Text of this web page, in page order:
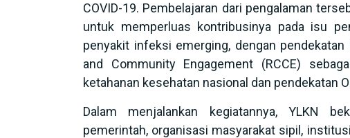
COVID-19. Pembelajaran dari pengalaman
untuk memperluas kontribusinya pada isu
penyakit infeksi emerging, dengan
and Community Engagement (RCCE)
ketahanan kesehatan nasional dan pendekatan
Dalam menjalankan kegiatannya, YLKN
pemerintah, organisasi masyarakat sipil,